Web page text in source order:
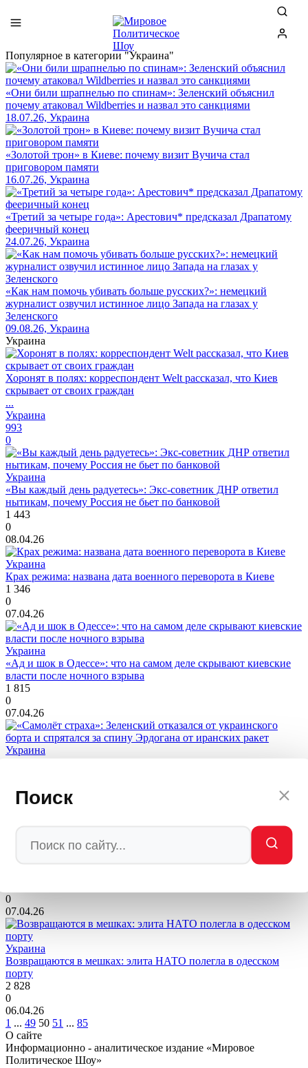
Поиск
Популярное в категории "Украина"
«Они били шрапнелью по спинам»: Зеленский объяснил
почему атаковал Wildberries и назвал это санкциями
18.07.26, Украина
«Золотой трон» в Киеве: почему визит Вучича стал
приговором памяти
16.07.26, Украина
«Третий за четыре года»: Арестович* предсказал Драпатому
фееричный конец
24.07.26, Украина
«Как нам помочь убивать больше русских?»: немецкий
журналист озвучил истинное лицо Запада на глазах у
Зеленского
09.08.26, Украина
Украина
Хоронят в полях: корреспондент Welt рассказал, что Киев
скрывает от своих граждан
...
Украина
993
0
Украина
«Вы каждый день радуетесь»: Экс-советник ДНР ответил
нытикам, почему Россия не бьет по банковой
1 443
0
08.04.26
Украина
Крах режима: названа дата военного переворота в Киеве
1 346
0
07.04.26
Украина
«Ад и шок в Одессе»: что на самом деле скрывают киевские
власти после ночного взрыва
1 815
0
07.04.26
Украина
Украина
«Умирает на наших глазах»: журналист с Запада назвал
0
07.04.26
Украина
Возвращаются в мешках: элита НАТО полегла в одесском
порту
2 828
0
06.04.26
1 ... 49 50 51 ... 85
О сайте
Информационно - аналитическое издание «Мировое
Политическое Шоу»